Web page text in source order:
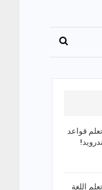
تعلم قواعد
تعلم اللغة